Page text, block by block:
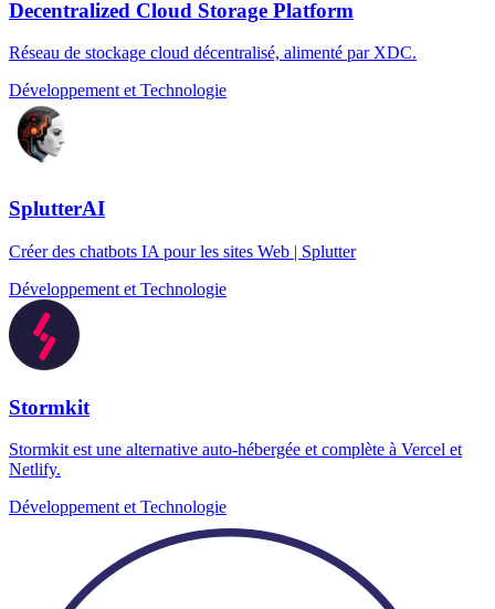
Decentralized Cloud Storage Platform
Réseau de stockage cloud décentralisé, alimenté par XDC.
Développement et Technologie
SplutterAI
Créer des chatbots IA pour les sites Web | Splutter
Développement et Technologie
Stormkit
Stormkit est une alternative auto-hébergée et complète à Vercel et
Netlify.
Développement et Technologie